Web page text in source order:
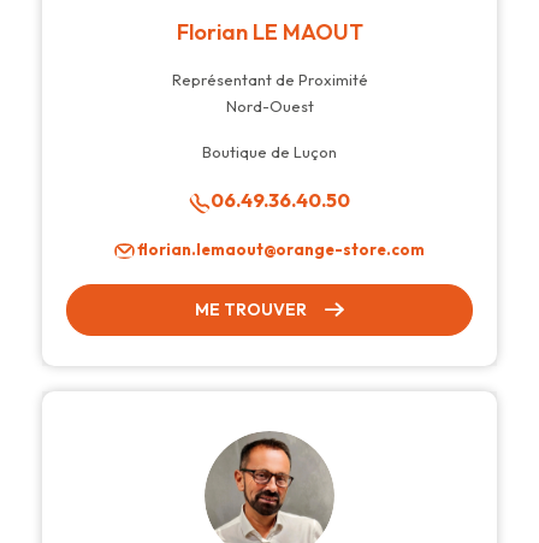
Florian LE MAOUT
Représentant de Proximité
Nord-Ouest
Boutique de Luçon
06.49.36.40.50
florian.lemaout@orange-store.com
ME TROUVER